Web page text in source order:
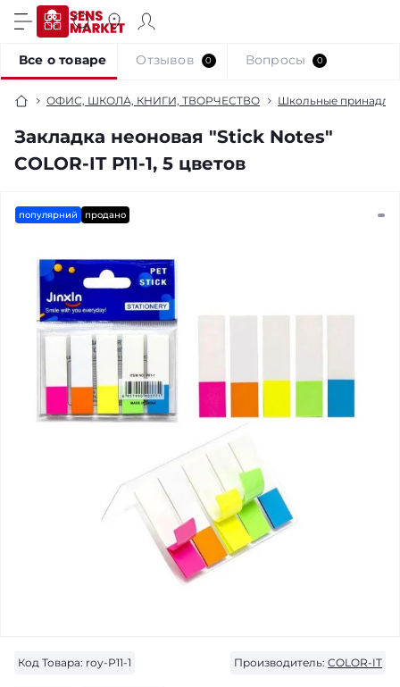
ОФИС, ШКОЛА, КНИГИ, ТВОРЧЕСТВО Школьные
Закладка неоновая "Stick Notes"
COLOR-IT Р11-1, 5 цветов
Все о товаре Отзывов 0 Вопросы 0
популярний продано
Код Товара: roy-Р11-1 Производитель: COLOR-IT